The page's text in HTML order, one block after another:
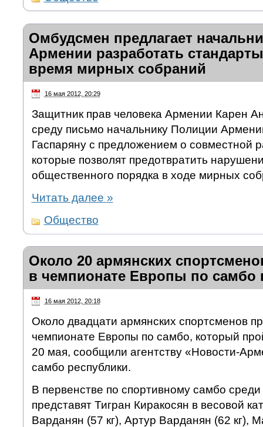
Омбудсмен предлагает
Армении разработать
время мирных собраний
16 мая 2012, 20:29
Защитник прав человека Армении Карен
среду письмо начальнику Полиции
Гаспаряну с предложением о совместной
которые позволят предотвратить
общественного порядка в ходе мирных
Читать далее »
Общество
Около 20 армянских
в чемпионате Европы по самбо
16 мая 2012, 20:18
Около двадцати армянских спортсменов
чемпионате Европы по самбо, который
20 мая, сообщили агентству «Новости-
самбо республики.
В первенстве по спортивному самбо
представят Тигран Киракосян в весовой
Варданян (57 кг), Артур Варданян (62 кг),